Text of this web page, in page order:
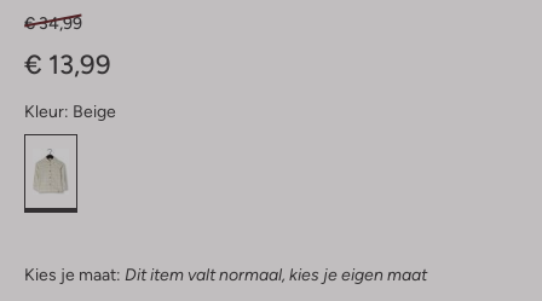
€ 34,99
€ 13,99
Kleur: Beige
Kies je maat: Dit item valt normaal, kies je eigen maat